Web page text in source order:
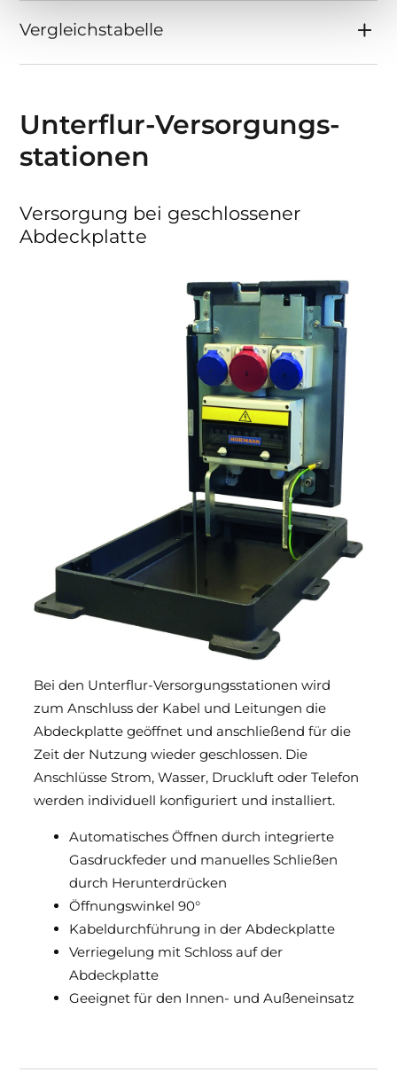
Vergleichstabelle
Unterflur-Versorgungs­
stationen
Versorgung bei geschlossener
Abdeckplatte
Bei den Unterflur-Versorgungsstationen wird
zum Anschluss der Kabel und Leitungen die
Abdeckplatte geöffnet und anschließend für die
Zeit der Nutzung wieder geschlossen. Die
Anschlüsse Strom, Wasser, Druckluft oder Telefon
werden individuell konfiguriert und installiert.
Automatisches Öffnen durch integrierte
Gasdruckfeder und manuelles Schließen
durch Herunterdrücken
Öffnungswinkel 90°
Kabeldurchführung in der Abdeckplatte
Verriegelung mit Schloss auf der
Abdeckplatte
Geeignet für den Innen- und Außeneinsatz